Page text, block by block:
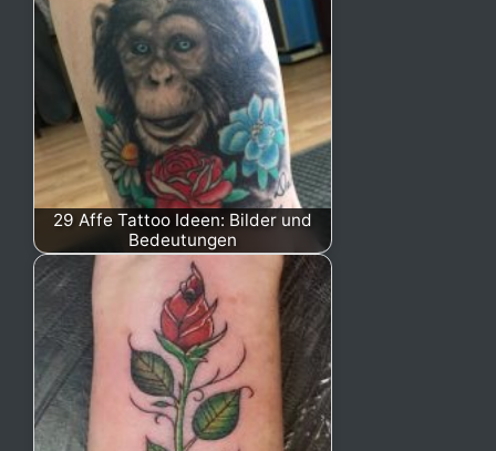
29 Affe Tattoo Ideen: Bilder und
Bedeutungen